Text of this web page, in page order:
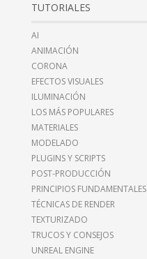
TUTORIALES
AI
ANIMACIÓN
CORONA
EFECTOS VISUALES
ILUMINACIÓN
LOS MÁS POPULARES
MATERIALES
MODELADO
PLUGINS Y SCRIPTS
POST-PRODUCCIÓN
PRINCIPIOS FUNDAMENTALES
TÉCNICAS DE RENDER
TEXTURIZADO
TRUCOS Y CONSEJOS
UNREAL ENGINE